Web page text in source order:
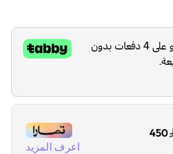
450
اعرف المزيد